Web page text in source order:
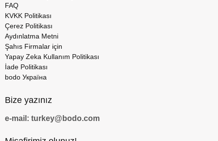
FAQ
KVKK Politikası
Çerez Politikası
Aydınlatma Metni
Şahıs Firmalar için
Yapay Zeka Kullanım Politikası
İade Politikası
bodo Україна
Bize yazınız
e-mail: turkey@bodo.com